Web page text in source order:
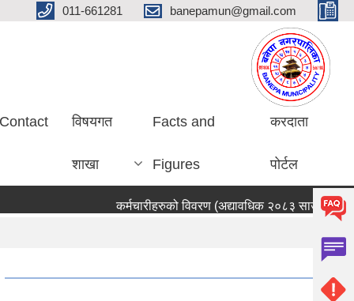
011-661281 banepamun@gmail.com
Contact विषयगत
शाखा
Facts and
Figures
करदाता
पोर्टल
कर्मचारीहरुको विवरण (अद्यावधिक २०८३ साउन ०५ गते)